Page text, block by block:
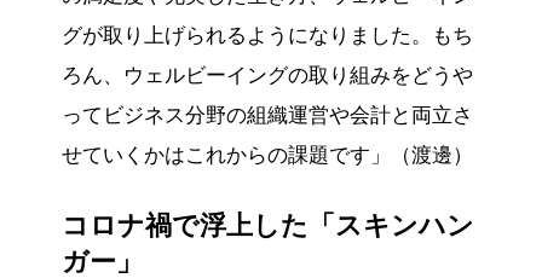
グが取り上げられるようになりました。もち
ろん、ウェルビーイングの取り組みをどうや
ってビジネス分野の組織運営や会計と両立さ
せていくかはこれからの課題です」（渡邊）
コロナ禍で浮上した「スキンハン
ガー」